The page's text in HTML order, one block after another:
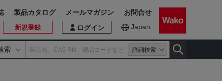
索 詳細検索
ログイン
新規登録 Japan
製品カタログ メールマガジン お問合せ